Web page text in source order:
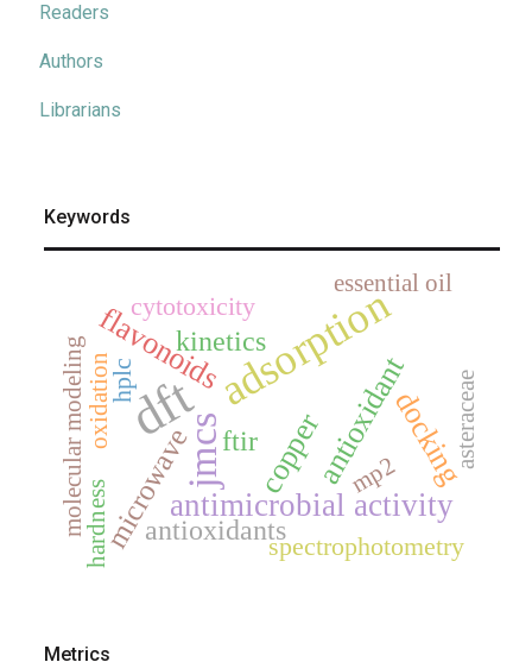
Readers
Authors
Librarians
Keywords
dftadsorption
jmcs
antimicrobial activity
copperantioxidant
flavonoids
docking
microwave
kinetics
antioxidants
ftir
cytotoxicity
hplc
spectrophotometry
oxidation asteraceae
essential oil
molecular modelinghardness
mp2
Metrics